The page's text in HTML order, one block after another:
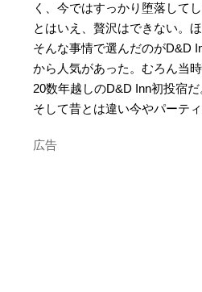
く、今ではすっかり堕落して
とはいえ、贅沢はできない。
そんな事情で選んだのがD&D
から人気があった。むろん当
20数年越しのD&D Inn初投宿だ
そして昔とは違い今やパーテ
広告